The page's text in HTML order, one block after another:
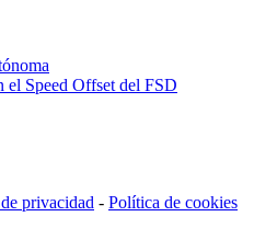
el Speed Offset del FSD
privacidad - Política de cookies